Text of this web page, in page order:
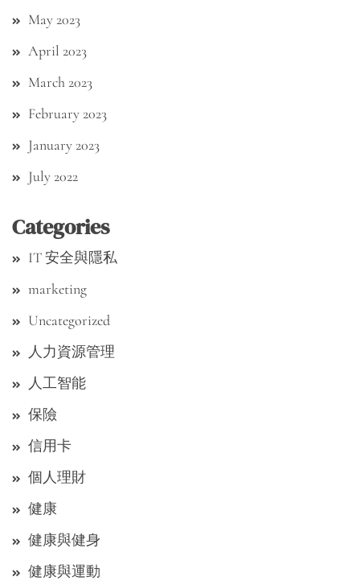
May 2023
April 2023
March 2023
February 2023
January 2023
July 2022
Categories
IT 安全與隱私
marketing
Uncategorized
人力資源管理
人工智能
保險
信用卡
個人理財
健康
健康與健身
健康與運動